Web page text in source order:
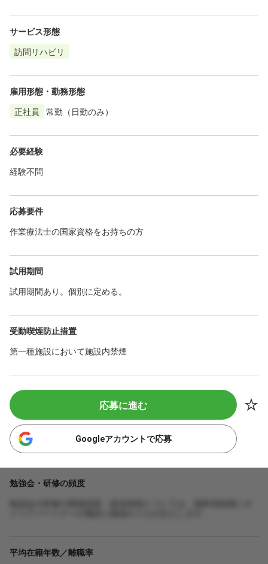
サービス形態
訪問リハビリ
雇用形態・勤務形態
正社員
常勤（日勤のみ）
必要経験
経験不問
応募要件
作業療法士の国家資格をお持ちの方
試用期間
試用期間あり。個別に定める。
受動喫煙防止措置
第一種施設において施設内禁煙
応募に進む
Googleアカウントで応募
勉強会・研修の頻度
平均在籍年数／離職率